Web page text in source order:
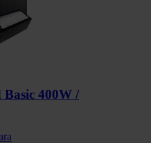
Basic 400W /